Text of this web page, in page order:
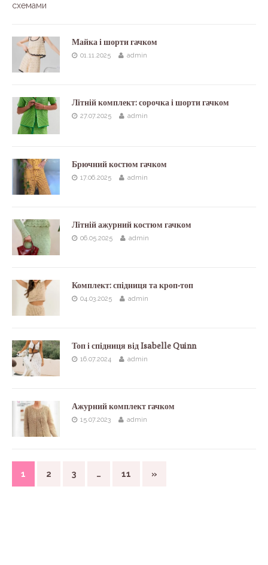
схемами
Майка і шорти гачком
01.11.2025 admin
Літній комплект: сорочка і шорти гачком
27.07.2025 admin
Брючний костюм гачком
17.06.2025 admin
Літній ажурний костюм гачком
06.05.2025 admin
Комплект: спідниця та кроп-топ
04.03.2025 admin
Топ і спідниця від Isabelle Quinn
16.07.2024 admin
Ажурний комплект гачком
15.07.2023 admin
1 2 3 … 11 »